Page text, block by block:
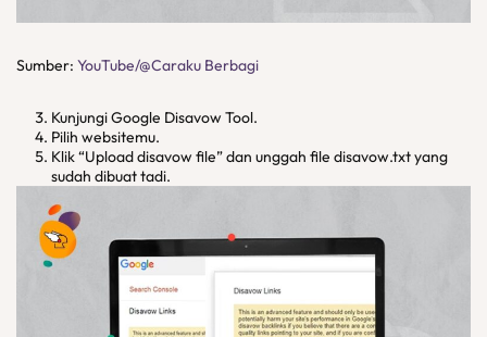
Sumber: YouTube/@Caraku Berbagi
Kunjungi Google Disavow Tool.
Pilih websitemu.
Klik “Upload disavow file” dan unggah file disavow.txt yang
sudah dibuat tadi.